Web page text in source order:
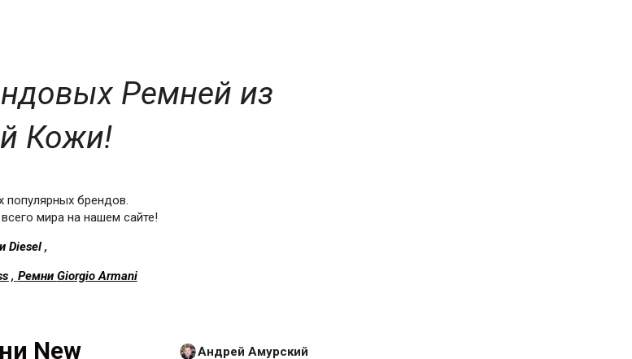
Ремней из
Кожи!
брендов.
мира на нашем сайте!
Diesel ,
, Ремни Giorgio Armani
New
Андрей Амурский